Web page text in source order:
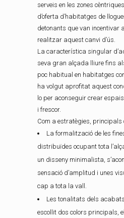
serveis en les zones
d’oferta d’habitatges de
detonants que van incentivar
realitzar aquest canvi d’ús.
La característica singular
seva gran alçada lliure fins
poc habitual en habitatges
ha volgut aprofitat aquest
lo per aconseguir crear
i frescor.
Com a estratègies, principals
La formalització de les
distribuïdes ocupant tota
un disseny minimalista,
sensació d’amplitud i unes
cap a tota la vall.
Les tonalitats dels
escollit dos colors principals,